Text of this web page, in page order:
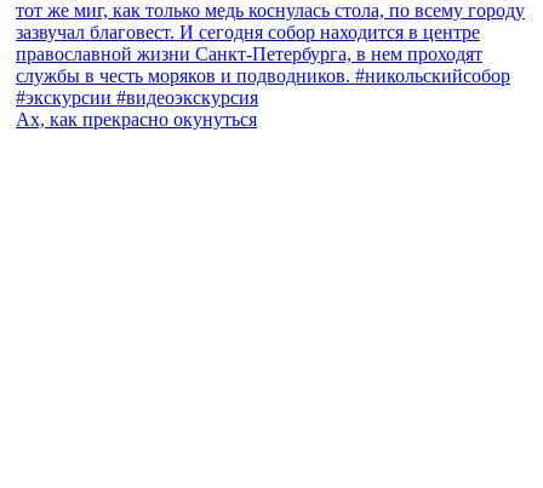
Ах, как прекрасно окунуться